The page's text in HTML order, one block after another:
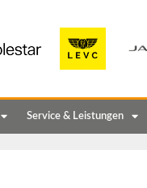
Service & Leistungen